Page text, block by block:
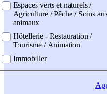
Espaces verts et naturels /
Agriculture / Pêche / Soins
animaux
Hôtellerie - Restauration /
Tourisme / Animation
Immobilier